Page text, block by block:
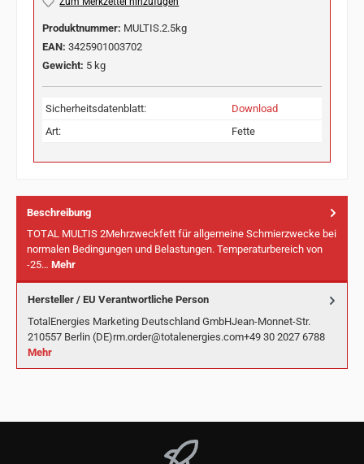
Produktnummer: MULTIS.2.5kg
EAN: 3425901003702
Gewicht: 5 kg
Sicherheitsdatenblatt:
Download
Art:
Fette
Beschreibung
TOTAL MULTIS 2Mehrzweckfett für allgemeine Schmierzwecke bei
normalen Bedingungen und Belastungen. Temperaturbereich von
-25… Mehr
Hersteller / EU Verantwortliche Person
TotalEnergies Marketing Deutschland GmbHJean-Monnet-Str.
210557 Berlin (DE)rm.order@totalenergies.com+49 30 2027 6788
Mehr